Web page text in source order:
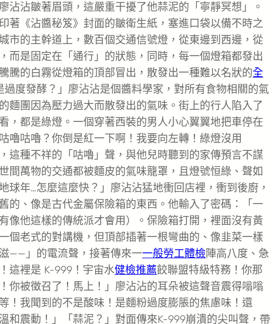
沾皺著眉頭，這嚴重干擾了他蒜泥的「寧靜冥想」。
著《沾醬秘笈》封面的皺衛生紙，塞進口袋以備不時之
市的主幹道上，數百個交通信號燈，從東邊到西邊，從
而是固定在「通行」的狀態，同時，每一個燈箱都發出
騰的白霧從燈箱的頂部冒出，散發出一種難以名狀的全
度發酵？」廖沾沾是個醬料學家，對所有食物相關的氣
麵團因為壓力過大而散發出的氣味。街上的行人陷入了
，都是綠燈。一個穿著西裝的男人小心翼翼地把車停在
嚕咕嚕？你倒是紅一下啊！我要向左轉！綠燈沒用
這種不祥的「咕嚕」聲，與他兒時聽到的家傳預言不謀
間萬物的交通都被麵皮的氣味籠罩，且燈號恒綠、聲如
年…怎麼這麼快？」廖沾沾猛地衝回店裡，衝到後廚，
的、像是古代金屬保險箱的東西。他輸入了密碼：「一
像他這樣的傳統派才會用）。保險箱打開，裡面沒有黃
個老式的對講機，但頂部插著一根彎曲的、像韭菜一樣
——」的電流聲，接著傳來一一般勞工體檢陣高八度、急
這裡是 K-999！宇宙水健檢推薦餃聯盟特級特務！你那
你被徵召了！馬上！」廖沾沾的耳朵被這聲音震得嗡嗡
！我聞到的不是酸味！是麵粉過度膨脹的焦慮味！還
和震動！」「蒜泥？」對面傳來K-999崩潰的尖叫聲，帶